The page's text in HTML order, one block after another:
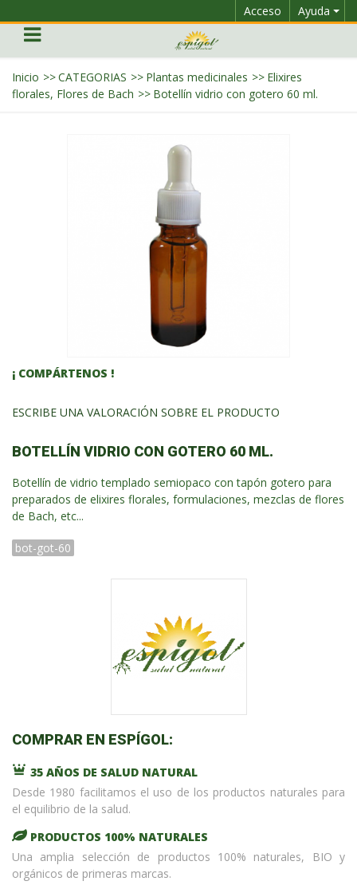
Ayuda
Acceso
Inicio >>CATEGORIAS >> Plantas medicinales >> Elixires
florales, Flores de Bach >> Botellín vidrio con gotero 60 ml.
¡ COMPÁRTENOS !
ESCRIBE UNA VALORACIÓN SOBRE EL PRODUCTO
BOTELLÍN VIDRIO CON GOTERO 60 ML.
Botellín de vidrio templado semiopaco con tapón gotero para
preparados de elixires florales, formulaciones, mezclas de flores
de Bach, etc...
bot-got-60
COMPRAR EN ESPÍGOL:
35 AÑOS DE SALUD NATURAL
Desde 1980 facilitamos el uso de los productos naturales para
el equilibrio de la salud.
PRODUCTOS 100% NATURALES
Una amplia selección de productos 100% naturales, BIO y
orgánicos de primeras marcas.